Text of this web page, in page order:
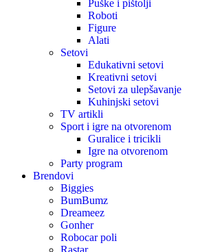
Puške i pištolji
Roboti
Figure
Alati
Setovi
Edukativni setovi
Kreativni setovi
Setovi za ulepšavanje
Kuhinjski setovi
TV artikli
Sport i igre na otvorenom
Guralice i tricikli
Igre na otvorenom
Party program
Brendovi
Biggies
BumBumz
Dreameez
Gonher
Robocar poli
Rastar